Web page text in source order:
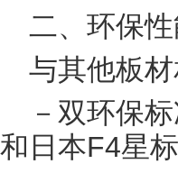
二、环保
与其他板
－双环保
和日本F4星